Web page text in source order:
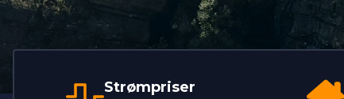
Strømpriser